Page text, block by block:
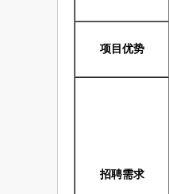
项目优势
招聘需求